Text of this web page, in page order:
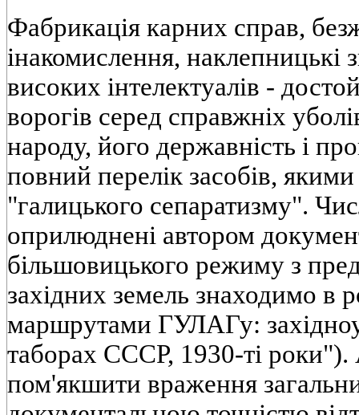
Фабрикацiя карних справ,
iнакомислення, наклепницькi
високих iнтелектуалiв -
ворогiв серед справжнiх
народу, його державнiсть i
повний перелiк засобiв,
"галицького сепаратизму".
оприлюдненi автором
бiльшовицького режиму з
захiдних земель знаходимо в
маршрутами ГУЛАГу:
таборах СССР, 1930-тi роки").
пом'якшити враження